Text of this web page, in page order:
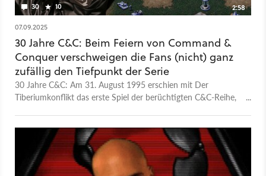
30 10
2:58
07.09.2025
30 Jahre C&C: Beim Feiern von Command &
Conquer verschweigen die Fans (nicht) ganz
zufällig den Tiefpunkt der Serie
30 Jahre C&C: Am 31. August 1995 erschien mit Der
Tiberiumkonflikt das erste Spiel der berüchtigten C&C-Reihe,
aller C&C-Spiele! Zum Jubiläum hat Command & Conquer
Saga, eine der größten offiziellen Fan-Seiten rund um C&C,
eine besondere Huldigung vorbereitet: Im inoffiziellen »30th
Command and Conquer Anniversary Trailer« wird jeder